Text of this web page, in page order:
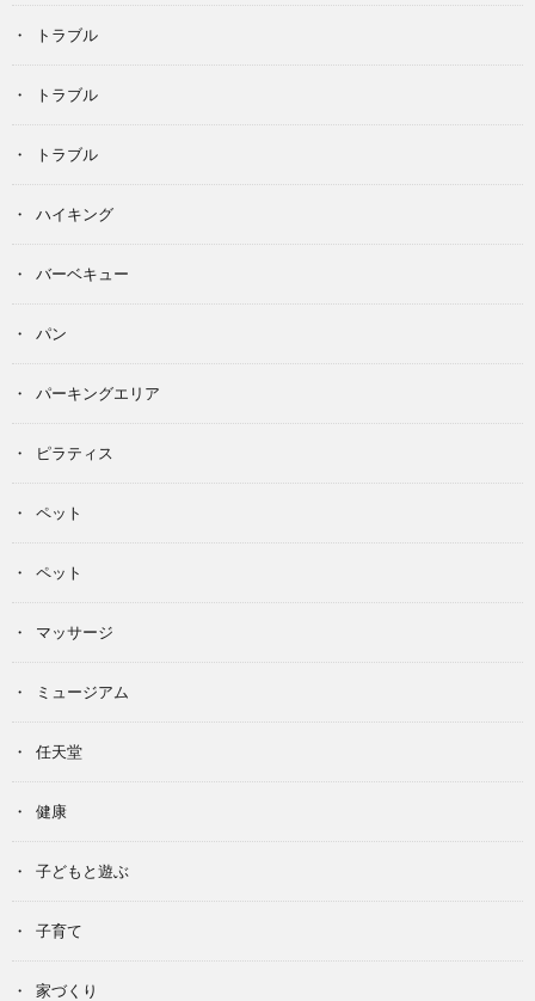
トラブル
トラブル
トラブル
ハイキング
バーベキュー
パン
パーキングエリア
ピラティス
ペット
ペット
マッサージ
ミュージアム
任天堂
健康
子どもと遊ぶ
子育て
家づくり